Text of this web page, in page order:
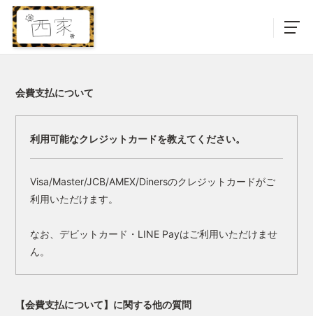
会費支払について
利用可能なクレジットカードを教えてください。
Visa/Master/JCB/AMEX/Dinersのクレジットカードがご
利用いただけます。
なお、デビットカード・LINE Payはご利用いただけませ
ん。
【会費支払について】に関する他の質問